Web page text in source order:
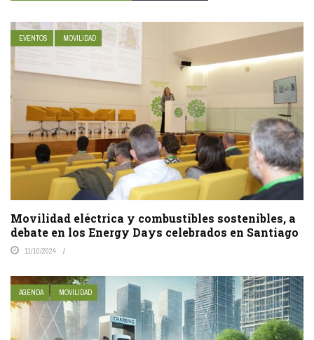
EVENTOS MOVILIDAD
Movilidad eléctrica y combustibles sostenibles, a
debate en los Energy Days celebrados en Santiago
11/10/2024
AGENDA MOVILIDAD